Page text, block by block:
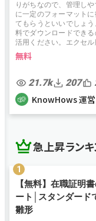
りがちなので、管理し
に一定のフォーマット
てもらうといいでしょ
料でダウンロードでき
活用ください。エクセ
無料
21.7k 207
KnowHows 運営
急上昇ランキ
【無料】在職証明
ート│スタンダード
雛形